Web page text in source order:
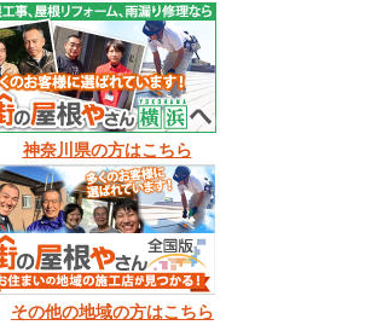
神奈川県の方はこちら
その他の地域の方はこちら